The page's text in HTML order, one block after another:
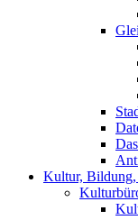
Kultur, Bildung,